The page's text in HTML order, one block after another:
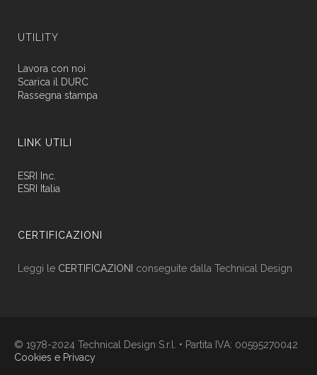
UTILITY
Lavora con noi
Scarica il DURC
Rassegna stampa
LINK UTILI
ESRI Inc.
ESRI Italia
CERTIFICAZIONI
Leggi le CERTIFICAZIONI conseguite dalla Technical Design
© 1978-2024 Technical Design S.r.l. • Partita IVA: 00595270042
Cookies e Privacy